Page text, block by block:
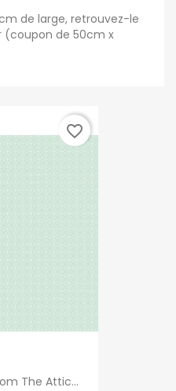
de large, retrouvez-le
de 50cm x
The Attic...
favorite_border